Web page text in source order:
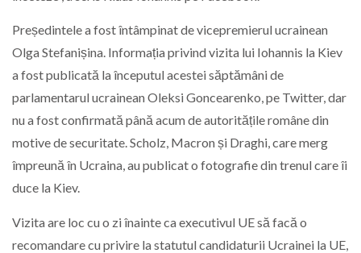
Președintele a fost întâmpinat de vicepremierul ucrainean
Olga Stefanișina. Informația privind vizita lui Iohannis la Kiev
a fost publicată la începutul acestei săptămâni de
parlamentarul ucrainean Oleksi Goncearenko, pe Twitter, dar
nu a fost confirmată până acum de autoritățile române din
motive de securitate. Scholz, Macron și Draghi, care merg
împreună în Ucraina, au publicat o fotografie din trenul care îi
duce la Kiev.
Vizita are loc cu o zi înainte ca executivul UE să facă o
recomandare cu privire la statutul candidaturii Ucrainei la UE,